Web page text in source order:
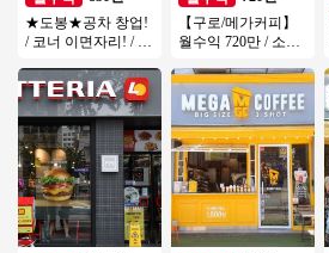
★도봉★공차 창업!
/ 코너 이면자리! / 최
흐르는 위치!
【구로/메가커피】
월수익 720만 / 소자
/ 초보창업